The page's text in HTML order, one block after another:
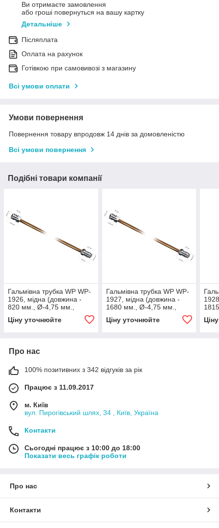
Ви отримаєте замовлення
або гроші повернуться на вашу картку
Детальніше
Післяплата
Оплата на рахунок
Готівкою при самовивозі з магазину
Всі умови оплати
Умови повернення
Повернення товару впродовж 14 днів за домовленістю
Всі умови повернення
Подібні товари компанії
Гальмівна трубка WP WP-
1926, мідна (довжина -
820 мм., Ø-4,75 мм.,
М10х1.25)
Ціну уточнюйте
Гальмівна трубка WP WP-
1927, мідна (довжина -
1680 мм., Ø-4,75 мм.,
М10х1.25)
Ціну уточнюйте
Про нас
100% позитивних з 342 відгуків за рік
Працює з 11.09.2017
м. Київ
вул. Пирогівський шлях, 34 , Київ, Україна
Контакти
Сьогодні працює з 10:00 до 18:00
Показати весь графік роботи
Про нас
Контакти